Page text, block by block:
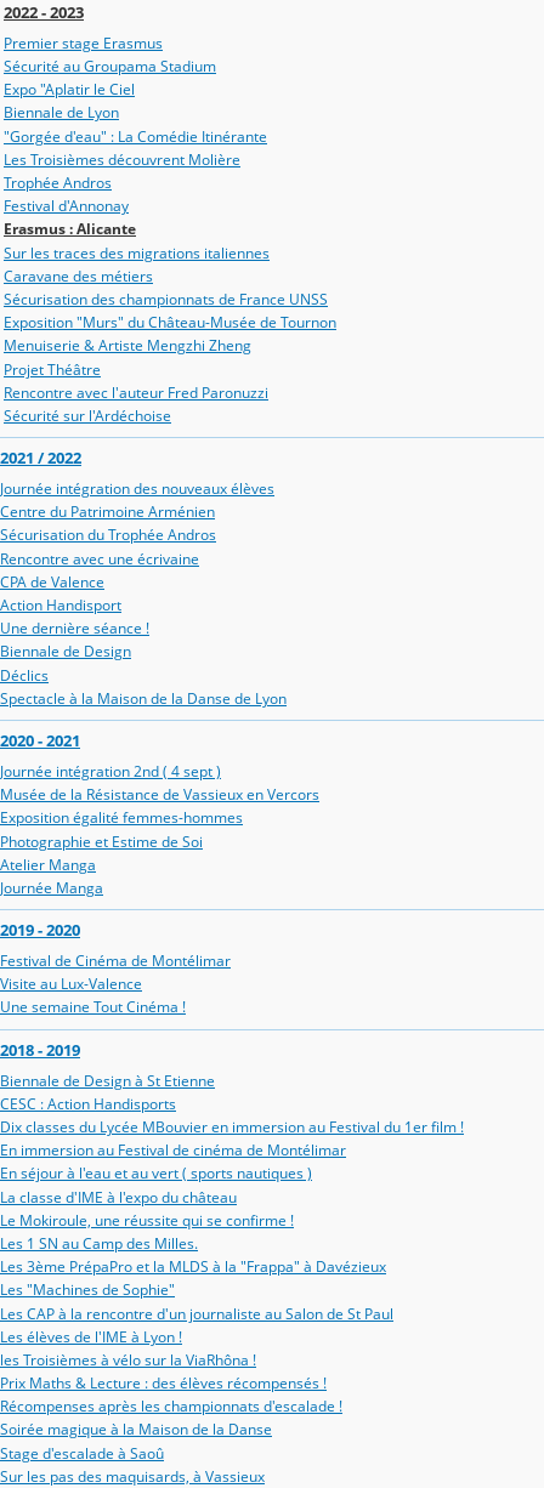
2022 - 2023
Premier stage Erasmus
Sécurité au Groupama Stadium
Expo "Aplatir le Ciel
Biennale de Lyon
"Gorgée d'eau" : La Comédie Itinérante
Les Troisièmes découvrent Molière
Trophée Andros
Festival d'Annonay
Erasmus : Alicante
Sur les traces des migrations italiennes
Caravane des métiers
Sécurisation des championnats de France UNSS
Exposition "Murs" du Château-Musée de Tournon
Menuiserie & Artiste Mengzhi Zheng
Projet Théâtre
Rencontre avec l'auteur Fred Paronuzzi
Sécurité sur l'Ardéchoise
2021 / 2022
Journée intégration des nouveaux élèves
Centre du Patrimoine Arménien
Sécurisation du Trophée Andros
Rencontre avec une écrivaine
CPA de Valence
Action Handisport
Une dernière séance !
Biennale de Design
Déclics
Spectacle à la Maison de la Danse de Lyon
2020 - 2021
Journée intégration 2nd ( 4 sept )
Musée de la Résistance de Vassieux en Vercors
Exposition égalité femmes-hommes
Photographie et Estime de Soi
Atelier Manga
Journée Manga
2019 - 2020
Festival de Cinéma de Montélimar
Visite au Lux-Valence
Une semaine Tout Cinéma !
2018 - 2019
Biennale de Design à St Etienne
CESC : Action Handisports
Dix classes du Lycée MBouvier en immersion au Festival du 1er film !
En immersion au Festival de cinéma de Montélimar
En séjour à l'eau et au vert ( sports nautiques )
La classe d'IME à l'expo du château
Le Mokiroule, une réussite qui se confirme !
Les 1 SN au Camp des Milles.
Les 3ème PrépaPro et la MLDS à la "Frappa" à Davézieux
Les "Machines de Sophie"
Les CAP à la rencontre d'un journaliste au Salon de St Paul
Les élèves de l'IME à Lyon !
les Troisièmes à vélo sur la ViaRhôna !
Prix Maths & Lecture : des élèves récompensés !
Récompenses après les championnats d'escalade !
Soirée magique à la Maison de la Danse
Stage d'escalade à Saoû
Sur les pas des maquisards, à Vassieux